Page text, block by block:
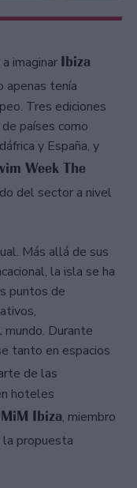
imaginar Ibiza
apenas tenía
Tres ediciones
países como
y España, y
Week The
del sector a nivel
Más allá de sus
la isla se ha
puntos de
Durante
tanto en espacios
de las
hoteles
MiM Ibiza, miembro
propuesta